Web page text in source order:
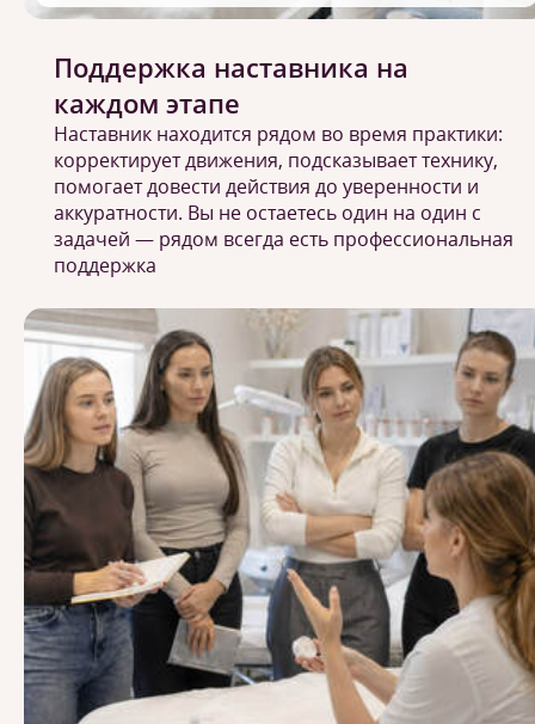
Поддержка наставника на
каждом этапе
Наставник находится рядом во время практики:
корректирует движения, подсказывает технику,
помогает довести действия до уверенности и
аккуратности. Вы не остаетесь один на один с
задачей — рядом всегда есть профессиональная
поддержка